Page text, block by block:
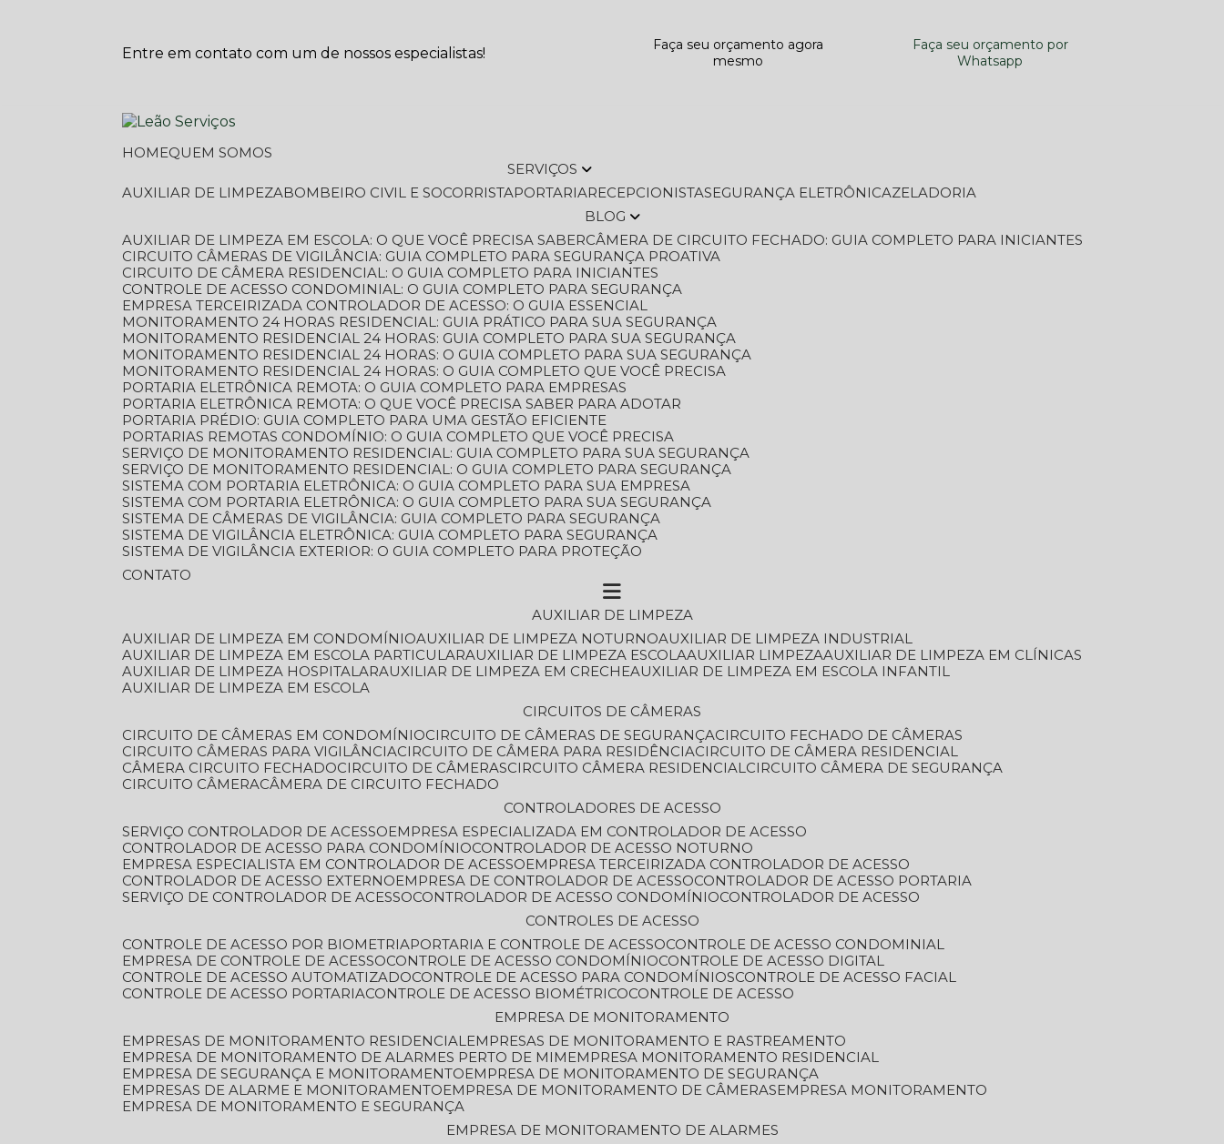
Entre em contato com um de nossos especialistas!
Faça seu orçamento agora
mesmo
Faça seu orçamento por
Whatsapp
HOME
QUEM SOMOS
SERVIÇOS
AUXILIAR DE LIMPEZA
BOMBEIRO CIVIL E SOCORRISTA PORTARIA RECEPCIONISTA SEGURANÇA ELETRÔNICA
ZELADORIA
BLOG
AUXILIAR DE LIMPEZA EM ESCOLA: O QUE VOCÊ PRECISA SABER
CÂMERA DE CIRCUITO FECHADO: GUIA COMPLETO PARA INICIANTES
CIRCUITO CÂMERAS DE VIGILÂNCIA: GUIA COMPLETO PARA SEGURANÇA PROATIVA
CIRCUITO DE CÂMERA RESIDENCIAL: O GUIA COMPLETO PARA INICIANTES
CONTROLE DE ACESSO CONDOMINIAL: O GUIA COMPLETO PARA SEGURANÇA
EMPRESA TERCEIRIZADA CONTROLADOR DE ACESSO: O GUIA ESSENCIAL
MONITORAMENTO 24 HORAS RESIDENCIAL: GUIA PRÁTICO PARA SUA SEGURANÇA
MONITORAMENTO RESIDENCIAL 24 HORAS: GUIA COMPLETO PARA SUA SEGURANÇA
MONITORAMENTO RESIDENCIAL 24 HORAS: O GUIA COMPLETO PARA SUA SEGURANÇA
MONITORAMENTO RESIDENCIAL 24 HORAS: O GUIA COMPLETO QUE VOCÊ PRECISA
PORTARIA ELETRÔNICA REMOTA: O GUIA COMPLETO PARA EMPRESAS
PORTARIA ELETRÔNICA REMOTA: O QUE VOCÊ PRECISA SABER PARA ADOTAR
PORTARIA PRÉDIO: GUIA COMPLETO PARA UMA GESTÃO EFICIENTE
PORTARIAS REMOTAS CONDOMÍNIO: O GUIA COMPLETO QUE VOCÊ PRECISA
SERVIÇO DE MONITORAMENTO RESIDENCIAL: GUIA COMPLETO PARA SUA SEGURANÇA
SERVIÇO DE MONITORAMENTO RESIDENCIAL: O GUIA COMPLETO PARA SEGURANÇA
SISTEMA COM PORTARIA ELETRÔNICA: O GUIA COMPLETO PARA SUA EMPRESA
SISTEMA COM PORTARIA ELETRÔNICA: O GUIA COMPLETO PARA SUA SEGURANÇA
SISTEMA DE CÂMERAS DE VIGILÂNCIA: GUIA COMPLETO PARA SEGURANÇA
SISTEMA DE VIGILÂNCIA ELETRÔNICA: GUIA COMPLETO PARA SEGURANÇA
SISTEMA DE VIGILÂNCIA EXTERIOR: O GUIA COMPLETO PARA PROTEÇÃO
CONTATO
AUXILIAR DE LIMPEZA
AUXILIAR DE LIMPEZA EM CONDOMÍNIO
AUXILIAR DE LIMPEZA NOTURNO
AUXILIAR DE LIMPEZA INDUSTRIAL
AUXILIAR DE LIMPEZA EM ESCOLA PARTICULAR
AUXILIAR DE LIMPEZA ESCOLA AUXILIAR LIMPEZA
AUXILIAR DE LIMPEZA EM CLÍNICAS
AUXILIAR DE LIMPEZA HOSPITALAR
AUXILIAR DE LIMPEZA EM CRECHE
AUXILIAR DE LIMPEZA EM ESCOLA INFANTIL
AUXILIAR DE LIMPEZA EM ESCOLA
CIRCUITOS DE CÂMERAS
CIRCUITO DE CÂMERAS EM CONDOMÍNIO
CIRCUITO DE CÂMERAS DE SEGURANÇA
CIRCUITO FECHADO DE CÂMERAS
CIRCUITO CÂMERAS PARA VIGILÂNCIA
CIRCUITO DE CÂMERA PARA RESIDÊNCIA
CIRCUITO DE CÂMERA RESIDENCIAL
CÂMERA CIRCUITO FECHADO
CIRCUITO DE CÂMERAS CIRCUITO CÂMERA RESIDENCIAL
CIRCUITO CÂMERA DE SEGURANÇA
CIRCUITO CÂMERA
CÂMERA DE CIRCUITO FECHADO
CONTROLADORES DE ACESSO
SERVIÇO CONTROLADOR DE ACESSO
EMPRESA ESPECIALIZADA EM CONTROLADOR DE ACESSO
CONTROLADOR DE ACESSO PARA CONDOMÍNIO
CONTROLADOR DE ACESSO NOTURNO
EMPRESA ESPECIALISTA EM CONTROLADOR DE ACESSO
EMPRESA TERCEIRIZADA CONTROLADOR DE ACESSO
CONTROLADOR DE ACESSO EXTERNO
EMPRESA DE CONTROLADOR DE ACESSO
CONTROLADOR DE ACESSO PORTARIA
SERVIÇO DE CONTROLADOR DE ACESSO
CONTROLADOR DE ACESSO CONDOMÍNIO
CONTROLADOR DE ACESSO
CONTROLES DE ACESSO
CONTROLE DE ACESSO POR BIOMETRIA
PORTARIA E CONTROLE DE ACESSO
CONTROLE DE ACESSO CONDOMINIAL
EMPRESA DE CONTROLE DE ACESSO
CONTROLE DE ACESSO CONDOMÍNIO
CONTROLE DE ACESSO DIGITAL
CONTROLE DE ACESSO AUTOMATIZADO
CONTROLE DE ACESSO PARA CONDOMÍNIOS
CONTROLE DE ACESSO FACIAL
CONTROLE DE ACESSO PORTARIA CONTROLE DE ACESSO BIOMÉTRICO
CONTROLE DE ACESSO
EMPRESA DE MONITORAMENTO
EMPRESAS DE MONITORAMENTO RESIDENCIAL
EMPRESAS DE MONITORAMENTO E RASTREAMENTO
EMPRESA DE MONITORAMENTO DE ALARMES PERTO DE MIM
EMPRESA MONITORAMENTO RESIDENCIAL
EMPRESA DE SEGURANÇA E MONITORAMENTO
EMPRESA DE MONITORAMENTO DE SEGURANÇA
EMPRESAS DE ALARME E MONITORAMENTO
EMPRESA DE MONITORAMENTO DE CÂMERAS
EMPRESA MONITORAMENTO
EMPRESA DE MONITORAMENTO E SEGURANÇA
EMPRESA DE MONITORAMENTO DE ALARMES